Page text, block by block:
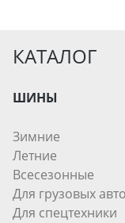
КАТАЛОГ
ШИНЫ
Зимние
Летние
Всесезонные
Для грузовых авто
Для спецтехники